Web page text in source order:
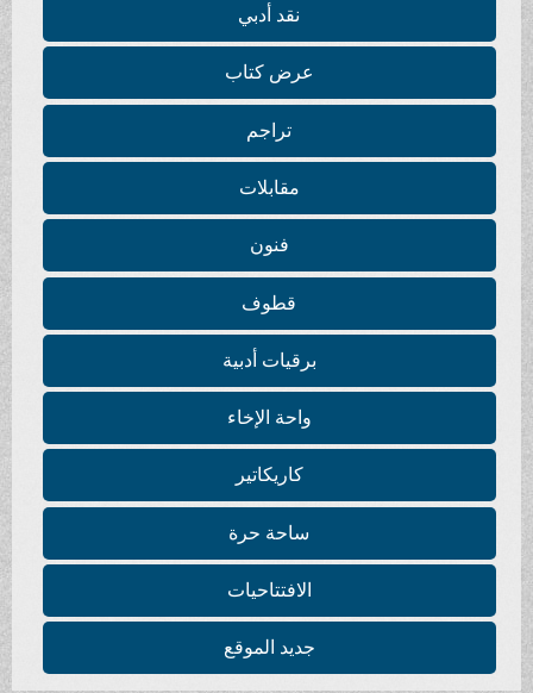
نقد أدبي
عرض كتاب
تراجم
مقابلات
فنون
قطوف
برقيات أدبية
واحة الإخاء
كاريكاتير
ساحة حرة
الافتتاحيات
جديد الموقع